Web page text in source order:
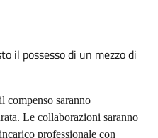
il possesso di un mezzo di
compenso saranno
Le collaborazioni saranno
professionale con